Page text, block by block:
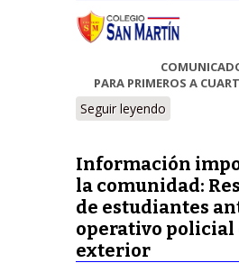
PARA PRIMEROS A
Seguir leyendo
Información
la comunidad:
de estudiantes
operativo policial
exterior